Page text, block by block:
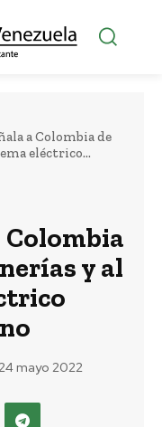
a Colombia de
eléctrico...
Colombia
y al
mayo 2022